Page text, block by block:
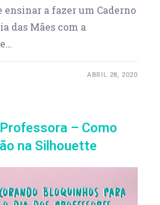
ensinar a fazer um Caderno
das Mães com a
ABRIL 28, 2020
– Como
na Silhouette